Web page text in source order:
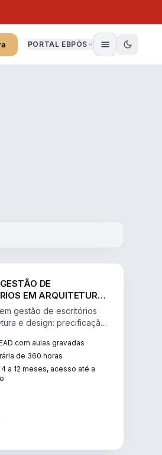
PORTAL EBPÓS
DE
EM ARQUITETURA
gestão de escritórios
e design: precificação,
criativas.
com aulas gravadas
de 360 horas
a 12 meses, acesso até a